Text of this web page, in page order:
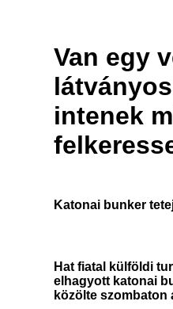
Van egy
intenek
Katonai bunker
Hat fiatal külföldi
elhagyott katonai
közölte szombaton